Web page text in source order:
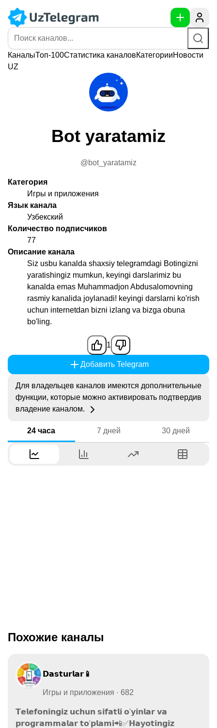
КаналыТоп-100Статистика каналовКатегорииНовости
UZ
Bot yaratamiz
@bot_yaratamiz
Категория
Игры и приложения
Язык канала
Узбекский
Количество подписчиков
77
Описание канала
Siz usbu kanalda shaxsiy telegramdagi Botingizni
yaratishingiz mumkun, keyingi darslarimiz bu
kanalda emas Muhammadjon Abdusalomovning
rasmiy kanalida joylanadi! keyingi darslarni ko'rish
uchun internetdan bizni izlang va bizga obuna
bo'ling.
1
Добавить Telegram
Для владельцев каналов имеются дополнительные
функции, которые можно активировать подтвердив
владение каналом.
24 часа 7 дней 30 дней
Похожие каналы
𝗗𝗮𝘀𝘁𝘂𝗿𝗹𝗮𝗿📱
Игры и приложения · 682
𝗧𝗲𝗹𝗲𝗳𝗼𝗻𝗶𝗻𝗴𝗶𝘇 𝘂𝗰𝗵𝘂𝗻 𝘀𝗶𝗳𝗮𝘁𝗹𝗶 𝗼'𝘆𝗶𝗻𝗹𝗮𝗿 𝘃𝗮
𝗽𝗿𝗼𝗴𝗿𝗮𝗺𝗺𝗮𝗹𝗮𝗿 𝘁𝗼'𝗽𝗹𝗮𝗺𝗶📲✅𝗛𝗮𝘆𝗼𝘁𝗶𝗻𝗴𝗶𝘇